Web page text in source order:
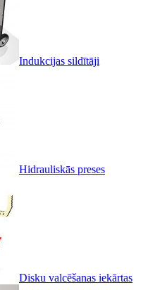
Indukcijas sildītāji
Hidrauliskās preses
Disku valcēšanas iekārtas